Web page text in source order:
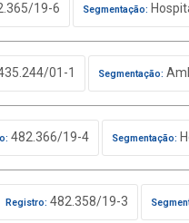
19-6 Segmentação:
01-1 Segmentação:
482.366/19-4 Segmentação:
Registro: 482.358/19-3